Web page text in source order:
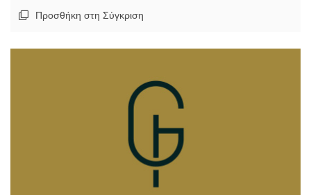
Προσθήκη στη Σύγκριση